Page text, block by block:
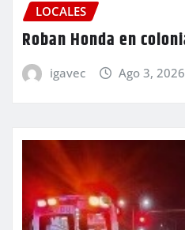
LOCALES
Roban Honda en
igavec Ago 3, 2026